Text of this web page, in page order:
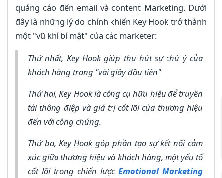
quảng cáo đến email và content Marketing. Dưới
đây là những lý do chính khiến Key Hook trở thành
một "vũ khí bí mật" của các marketer:
Thứ nhất, Key Hook giúp thu hút sự chú ý của
khách hàng trong "vài giây đầu tiên"
Thứ hai, Key Hook là công cụ hữu hiệu để truyền
tải thông điệp và giá trị cốt lõi của thương hiệu
đến với công chúng.
Thứ ba, Key Hook góp phần tạo sự kết nối cảm
xúc giữa thương hiệu và khách hàng, một yếu tố
cốt lõi trong chiến lược Emotional Marketing